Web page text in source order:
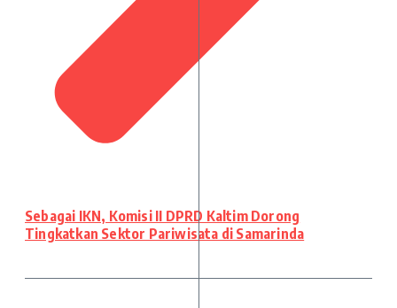
Sebagai IKN, Komisi II DPRD Kaltim Dorong
Tingkatkan Sektor Pariwisata di Samarinda